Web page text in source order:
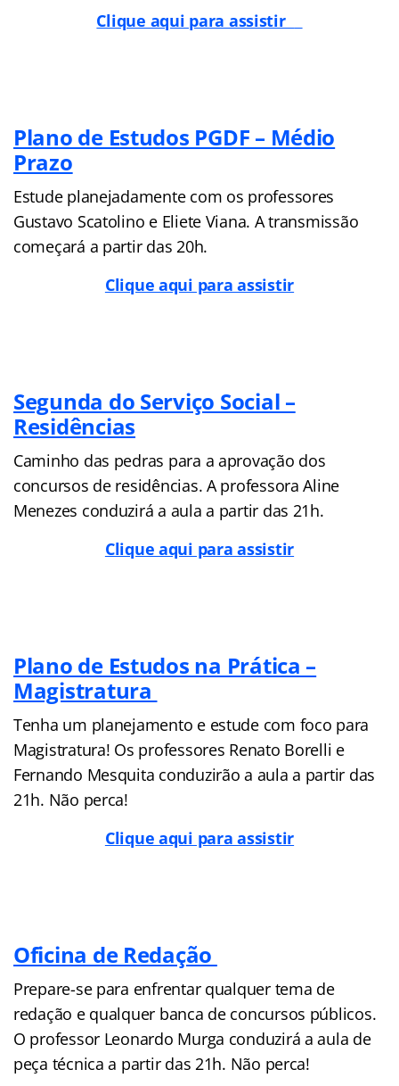
Clique aqui para assistir
Plano de Estudos PGDF – Médio
Prazo
Estude planejadamente com os professores
Gustavo Scatolino e Eliete Viana. A transmissão
começará a partir das 20h.
Clique aqui para assistir
Segunda do Serviço Social –
Residências
Caminho das pedras para a aprovação dos
concursos de residências. A professora Aline
Menezes conduzirá a aula a partir das 21h.
Clique aqui para assistir
Plano de Estudos na Prática –
Magistratura
Tenha um planejamento e estude com foco para
Magistratura! Os professores Renato Borelli e
Fernando Mesquita conduzirão a aula a partir das
21h. Não perca!
Clique aqui para assistir
Oficina de Redação
Prepare-se para enfrentar qualquer tema de
redação e qualquer banca de concursos públicos.
O professor Leonardo Murga conduzirá a aula de
peça técnica a partir das 21h. Não perca!